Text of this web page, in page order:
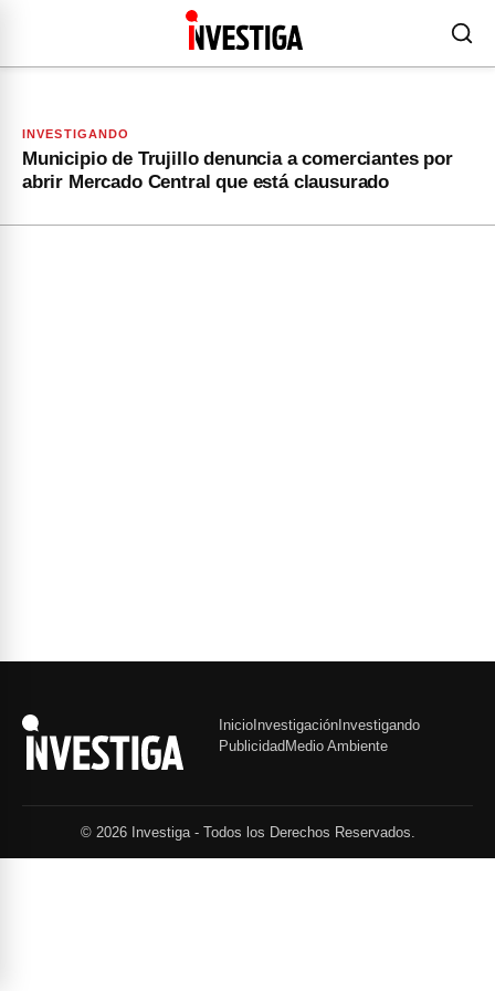
INVESTIGANDO
Municipio de Trujillo denuncia a comerciantes por
abrir Mercado Central que está clausurado
InicioInvestigaciónInvestigando
PublicidadMedio Ambiente
© 2026 Investiga - Todos los Derechos Reservados.